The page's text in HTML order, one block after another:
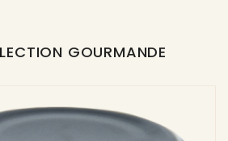
GOURMANDE